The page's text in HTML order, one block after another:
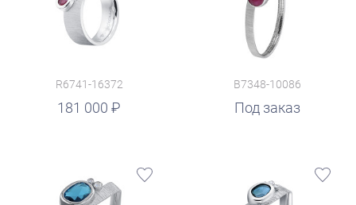
R6741-16372
181 000
B7348-10086
Под заказ